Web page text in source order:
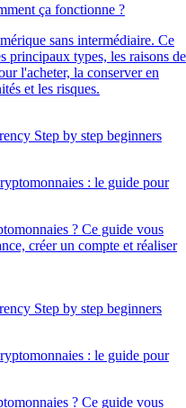
ça fonctionne ?
sans intermédiaire. Ce
principaux types, les raisons de
l'acheter, la conserver en
et les risques.
: le guide pour
? Ce guide vous
créer un compte et réaliser
: le guide pour
? Ce guide vous